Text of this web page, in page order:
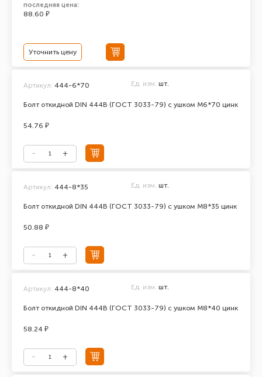
последняя цена:
88.60 ₽
Уточнить цену
Болт откидной DIN 444В (ГОСТ 3033-79) с ушком М6*70 цинк
Артикул: 444-6*70 Ед. изм. шт.
54.76 ₽
Болт откидной DIN 444В (ГОСТ 3033-79) с ушком М8*35 цинк
Артикул: 444-8*35 Ед. изм. шт.
50.88 ₽
Болт откидной DIN 444В (ГОСТ 3033-79) с ушком М8*40 цинк
Артикул: 444-8*40 Ед. изм. шт.
58.24 ₽